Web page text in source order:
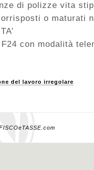
di polizze vita
o maturati
con modalità
del lavoro irregolare